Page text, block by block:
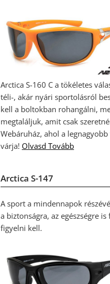
Arctica S-160 C a tökéletes
téli-, akár nyári sportolásról
kell a boltokban rohangálni,
megtaláljuk, amit csak
Webáruház, ahol a legnagyobb
várja! Olvasd Tovább
Arctica S-147
A sport a mindennapok
a biztonságra, az egészségre
figyelni kell.